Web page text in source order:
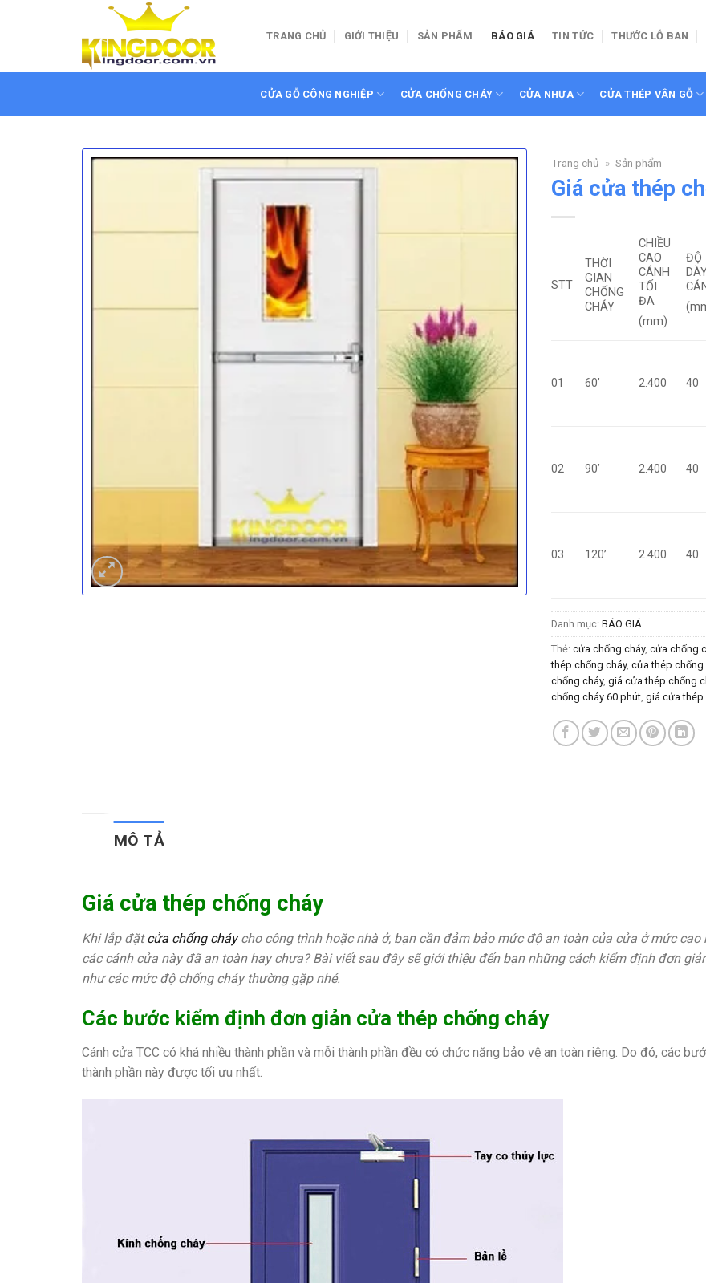
dung
TRANG CHỦ GIỚI THIỆU SẢN PHẨM BÁO GIÁ TIN TỨC THƯỚC LỖ BAN
CỬA GỖ CÔNG NGHIỆP CỬA CHỐNG CHÁY CỬA NHỰA CỬA THÉP VÂN GỖ
Trang chủ » Sản phẩm
Giá cửa thép
STT
THỜI
GIAN
CHỐNG
CHÁY
CHIỀU
CAO
CÁNH
TỐI
ĐA
(mm)
ĐỘ
01 60’ 2.400 40
02 90’ 2.400 40
03 120’ 2.400 40
Danh mục: BÁO GIÁ
Thẻ: cửa chống cháy, cửa chống
thép chống cháy, cửa thép chống
chống cháy, giá cửa thép chống
chống cháy 60 phút giá cửa thép
MÔ TẢ
Giá cửa thép chống cháy
Khi lắp đặtcửa chống cháy cho công trình hoặc nhà ở, bạn cần đảm bảo mức độ an toàn của cửa ở mức
các cánh cửa này đã an toàn hay chưa? Bài viết sau đây sẽ giới thiệu đến bạn những cách kiểm định đơn
như các mức độ chống cháy thường gặp nhé.
Các bước kiểm định đơn giản cửa thép chống cháy
Cánh cửa TCC có khá nhiều thành phần và mỗi thành phần đều có chức năng bảo vệ an toàn riêng. Do đó, các
thành phần này được tối ưu nhất.